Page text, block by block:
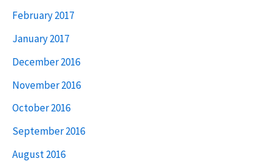
February 2017
January 2017
December 2016
November 2016
October 2016
September 2016
August 2016